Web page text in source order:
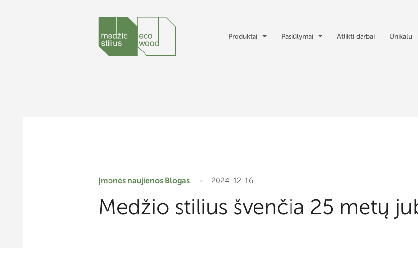
Produktai Pasiūlymai Atlikti darbai Unikalu
Įmonės naujienos Blogas 2024-12-16
Medžio stilius švenčia 25 metų